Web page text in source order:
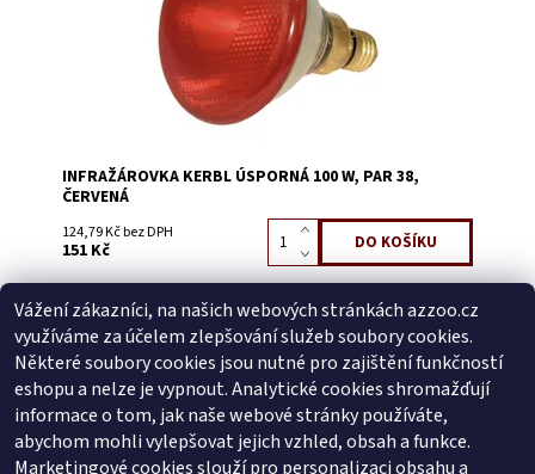
INFRAŽÁROVKA KERBL ÚSPORNÁ 100 W, PAR 38,
ČERVENÁ
124,79 Kč bez DPH
151 Kč
Buďte první, kdo napíše příspěvek k této položce.
Přidat komentář
Buďte první, kdo napíše příspěvek k této položce.
Přidat hodnocení
Vážení zákazníci, na našich webových stránkách azzoo.cz
využíváme za účelem zlepšování služeb soubory cookies.
Některé soubory cookies jsou nutné pro zajištění funkčností
eshopu a nelze je vypnout. Analytické cookies shromažďují
informace o tom, jak naše webové stránky používáte,
abychom mohli vylepšovat jejich vzhled, obsah a funkce.
Marketingové cookies slouží pro personalizaci obsahu a